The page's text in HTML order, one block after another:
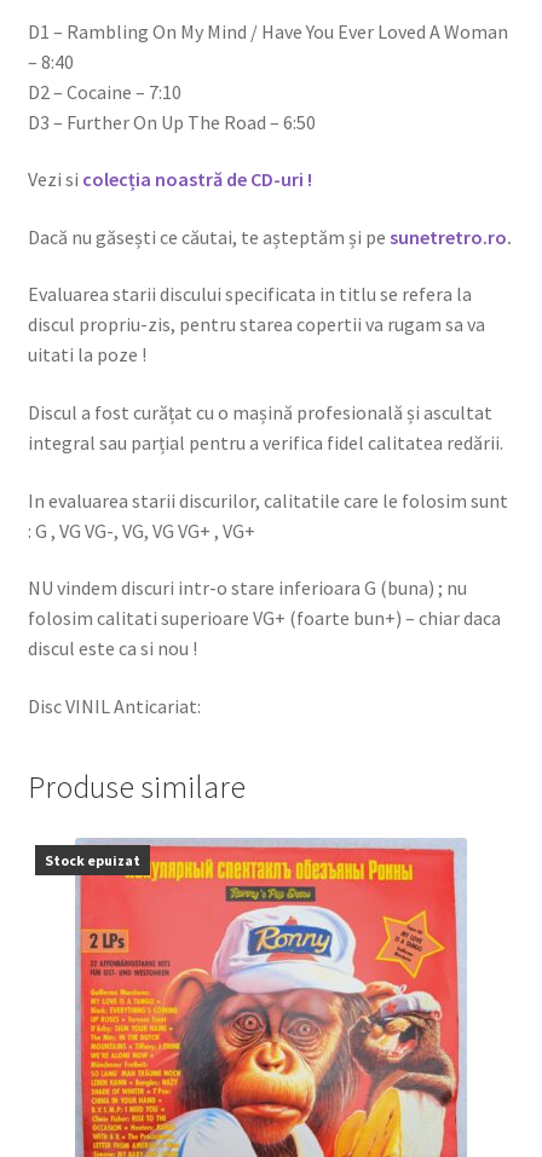
D1 – Rambling On My Mind / Have You Ever Loved A Woman
– 8:40
D2 – Cocaine – 7:10
D3 – Further On Up The Road – 6:50
Vezi si colecția noastră de CD-uri !
Dacă nu găsești ce căutai, te așteptăm și pe sunetretro.ro.
Evaluarea starii discului specificata in titlu se refera la
discul propriu-zis, pentru starea copertii va rugam sa va
uitati la poze !
Discul a fost curățat cu o mașină profesională și ascultat
integral sau parțial pentru a verifica fidel calitatea redării.
In evaluarea starii discurilor, calitatile care le folosim sunt
: G , VG VG-, VG, VG VG+ , VG+
NU vindem discuri intr-o stare inferioara G (buna) ; nu
folosim calitati superioare VG+ (foarte bun+) – chiar daca
discul este ca si nou !
Disc VINIL Anticariat:
Produse similare
Stock epuizat